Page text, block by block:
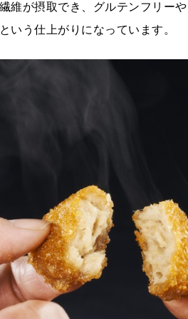
維が摂取でき、グルテンフリー
いう仕上がりになっています。